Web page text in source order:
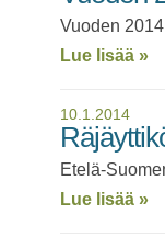
Vuoden
Lue lisää »
10.1.2014
Etelä-
Lue lisää »